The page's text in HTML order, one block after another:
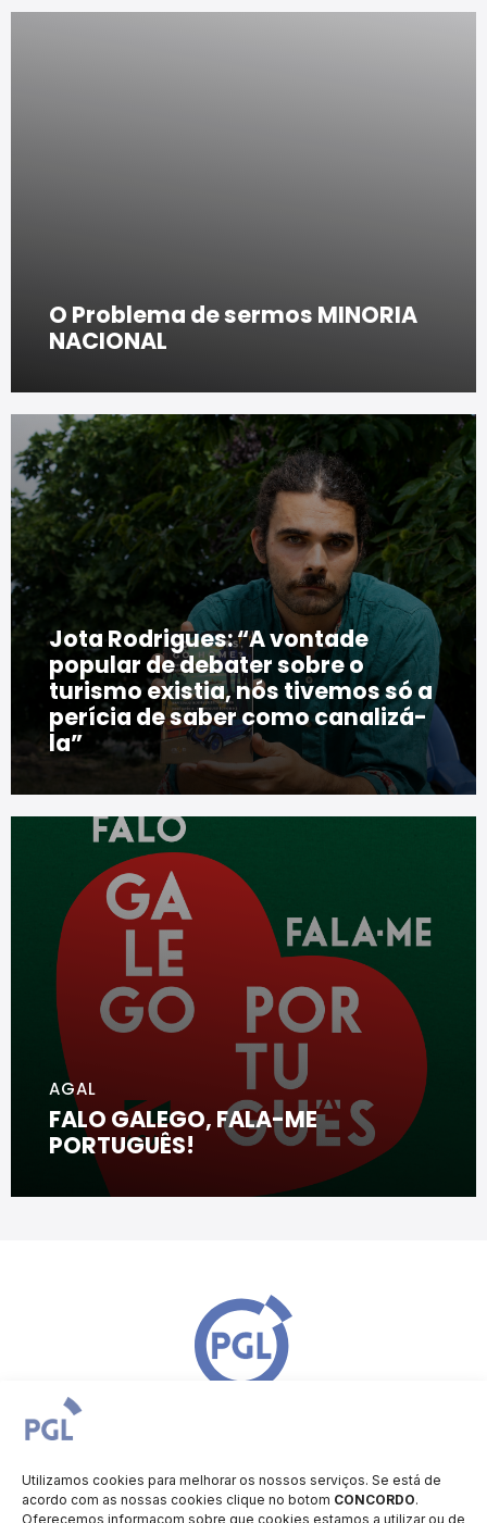
Utilizamos cookies para melhorar os nossos serviços. Se está de
acordo com as nossas cookies clique no botom CONCORDO.
Oferecemos informaçom sobre que cookies estamos a utilizar ou de
O Problema de sermos MINORIA
NACIONAL
Jota Rodrigues: “A vontade
popular de debater sobre o
turismo existia, nós tivemos só a
perícia de saber como canalizá-
la”
AGAL
FALO GALEGO, FALA-ME
PORTUGUÊS!